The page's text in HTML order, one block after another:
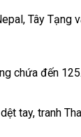
Tây Tạng
chứa đến
tay, tranh